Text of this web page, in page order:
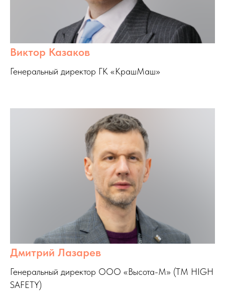
Виктор Казаков
Генеральный директор ГК «КрашМаш»
Дмитрий Лазарев
Генеральный директор ООО «Высота-М» (TM HIGH
SAFETY)